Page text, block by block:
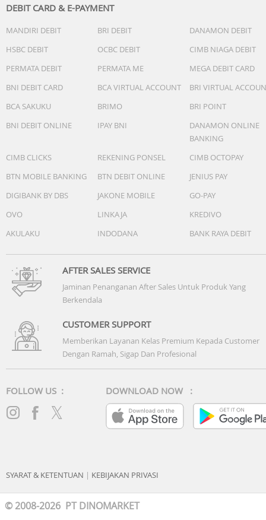
DEBIT CARD & E-PAYMENT
MANDIRI DEBIT BRI DEBIT
DANAMON DEBIT
HSBC DEBIT
OCBC DEBIT
CIMB NIAGA DEBIT
PERMATA DEBIT
PERMATA ME
MEGA DEBIT CARD
BNI DEBIT CARD
BCA VIRTUAL ACCOUNT
BRI VIRTUAL
BCA SAKUKU
BRIMO
BRI POINT
BNI DEBIT ONLINE
IPAY BNI
DANAMON ONLINE
BANKING
CIMB CLICKS
REKENING PONSEL
CIMB OCTOPAY
BTN MOBILE BANKING
BTN DEBIT ONLINE
JENIUS PAY
DIGIBANK BY DBS
JAKONE MOBILE
GO-PAY
OVO
LINKAJA
KREDIVO
AKULAKU
INDODANA BANK RAYA DEBIT
AFTER SALES SERVICE
Jaminan Penanganan After Sales Untuk Produk Yang
Berkendala
CUSTOMER SUPPORT
Memberikan Layanan Kelas Premium Kepada Customer
Dengan Ramah, Sigap Dan Profesional
FOLLOW US : DOWNLOAD NOW :
SYARAT & KETENTUAN | KEBIJAKAN PRIVASI
© 2008-2026 PT DINOMARKET